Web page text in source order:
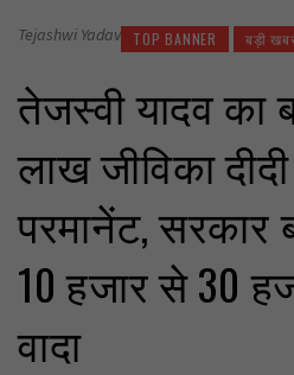
Tejashwi Yadav TOP BANNER बड़ी
तेजस्वी यादव का
लाख जीविका दीदी
परमानेंट, सरकार
10 हजार से 30
वादा